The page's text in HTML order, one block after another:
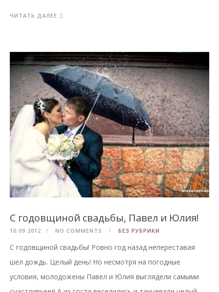
ЧИТАТЬ ДАЛЕЕ
С годовщиной свадьбы, Павел и Юлия!
10.09.2012 NO COMMENTS БЕЗ РУБРИКИ
С годовщиной свадьбы! Ровно год назад непереставая
шел дождь. Целый день! Но несмотря на погодные
условия, молодожены Павел и Юлия выглядели самыми